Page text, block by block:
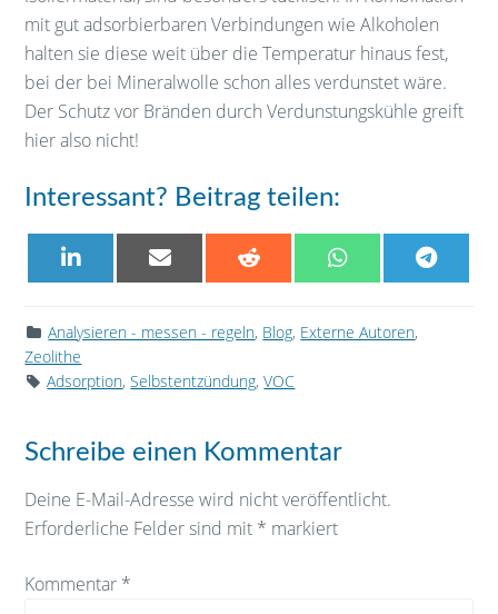
mit gut adsorbierbaren Verbindungen wie Alkoholen
halten sie diese weit über die Temperatur hinaus fest,
bei der bei Mineralwolle schon alles verdunstet wäre.
Der Schutz vor Bränden durch Verdunstungskühle greift
hier also nicht!
Interessant? Beitrag teilen:
SHARE
ON
LINKEDIN
SHARE
ON
EMAIL
SHARE
REDDIT
SHARE
WHATSAPP
SHARE
Analysieren - messen - regeln, Blog, Externe Autoren,
Zeolithe
Adsorption,Selbstentzündung,VOC
Schreibe einen Kommentar
Deine E-Mail-Adresse wird nicht veröffentlicht.
Erforderliche Felder sind mit * markiert
Kommentar *